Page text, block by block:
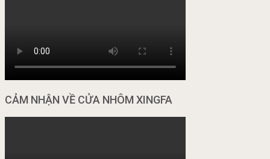
CẢM NHẬN VỀ CỬA NHÔM XINGFA